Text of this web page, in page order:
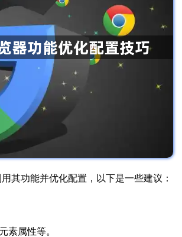
其功能并优化配置，以下是一些建议：
素属性等。